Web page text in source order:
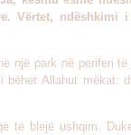
Vërtet, ndëshkimi
një park në periferi
Allahut mëkat:
të blejë ushqim.